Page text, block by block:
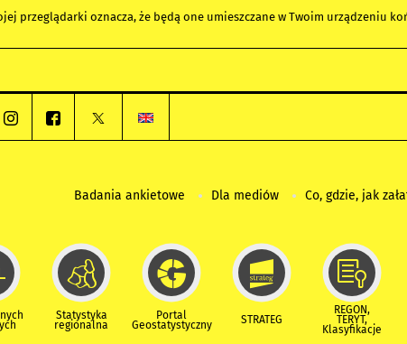
przeglądarki oznacza, że będą one umieszczane w Twoim urządzeniu
Badania ankietowe Dla mediów Co, gdzie, jak
Statystyka
regionalna
Portal
Geostatystyczny STRATEG
REGON,
TERYT,
Klasyfikacje